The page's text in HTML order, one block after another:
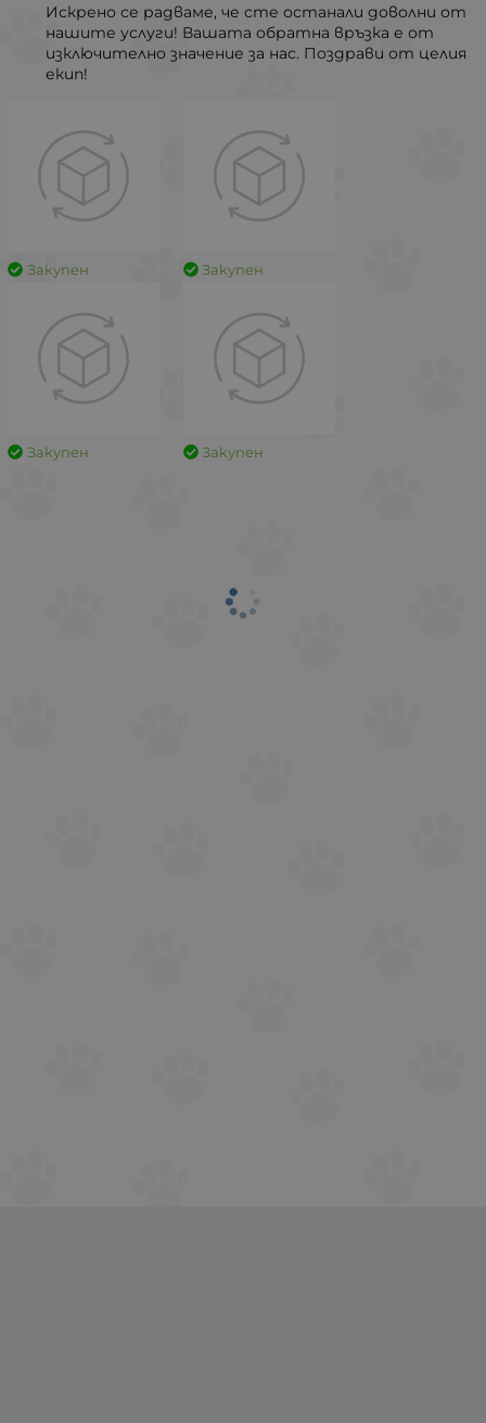
Искрено се радваме, че сте останали доволни от
нашите услуги! Вашата обратна връзка е от
изключително значение за нас. Поздрави от целия
екип!
Закупен Закупен
Закупен Закупен